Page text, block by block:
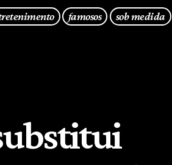
famosos sob medida